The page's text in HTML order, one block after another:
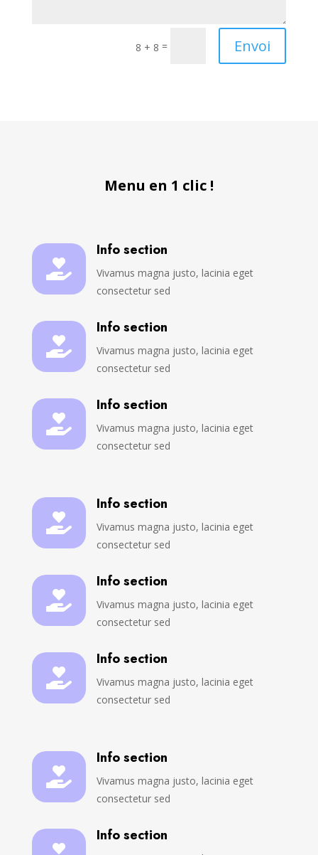
8 + 8 = Envoi
Menu en 1 clic !

Info section
Vivamus magna justo, lacinia eget
consectetur sed

Info section
Vivamus magna justo, lacinia eget
consectetur sed

Info section
Vivamus magna justo, lacinia eget
consectetur sed

Info section
Vivamus magna justo, lacinia eget
consectetur sed

Info section
Vivamus magna justo, lacinia eget
consectetur sed

Info section
Vivamus magna justo, lacinia eget
consectetur sed

Info section
Vivamus magna justo, lacinia eget
consectetur sed
Info section